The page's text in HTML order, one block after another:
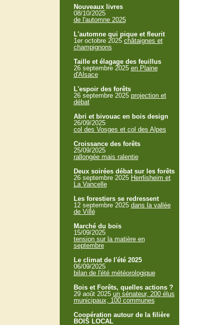
Nouveaux livres
08/10/2025
de l'automne 2025
L'automne qui pique et fleurit
1er octobre 2025 châtaignes et
champignons
Taille et élagage des feuillus
26 septembre 2025 en Plaine
d'Alsace
L'espoir des forêts
26 septembre 2025 projection et
débat
Abri et bivouac en bois design
26/09/2025
col des Vosges et col des Alpes
Croissance des forêts
25/09/2025
rallongée mais ralentie
Deux soirées débat sur les forêts
26 septembre 2025 Herrlisheim et
La Vancelle
Les forestiers se redressent
12 septembre 2025 dans la vallée
de Villé
Marché du bois
15/09/2025
tension sur la matière en
septembre
Le climat de l'été 2025
06/09/2025
bilan de l'été météorologique
Bois et Forêts, quelles actions ?
29 août 2025 un sénateur, 200 élus
municipaux, 100 communes
Coopération autour de la filière
BOIS LOCAL